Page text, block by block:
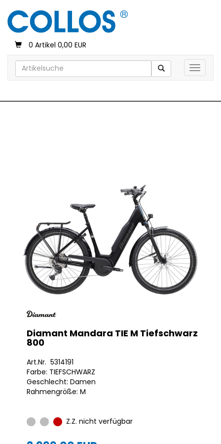
0 Artikel 0,00 EUR
Toggle
Diamant Mandara TIE M Tiefschwarz
800
Art.Nr. 5314191
Farbe: TIEFSCHWARZ
Geschlecht: Damen
Rahmengröße: M
Z.Z. nicht verfügbar